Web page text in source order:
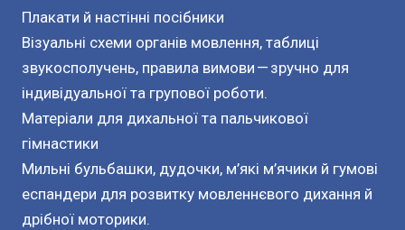
Плакати й настінні посібники
Візуальні схеми органів мовлення, таблиці
звукосполучень, правила вимови — зручно для
індивідуальної та групової роботи.
Матеріали для дихальної та пальчикової
гімнастики
Мильні бульбашки, дудочки, м’які м’ячики й гумові
еспандери для розвитку мовленнєвого дихання й
дрібної моторики.